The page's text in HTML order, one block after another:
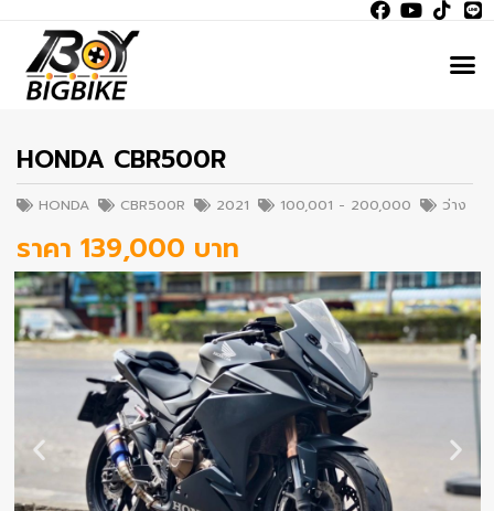
HONDA CBR500R
HONDA CBR500R 2021 100,001 - 200,000 ว่าง
ราคา 139,000 บาท